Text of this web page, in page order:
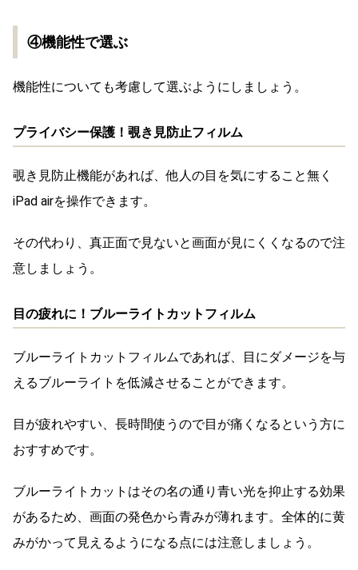
④機能性で選ぶ
機能性についても考慮して選ぶようにしましょう。
プライバシー保護！覗き見防止フィルム
覗き見防止機能があれば、他人の目を気にすること無く
iPad airを操作できます。
その代わり、真正面で見ないと画面が見にくくなるので注
意しましょう。
目の疲れに！ブルーライトカットフィルム
ブルーライトカットフィルムであれば、目にダメージを与
えるブルーライトを低減させることができます。
目が疲れやすい、長時間使うので目が痛くなるという方に
おすすめです。
ブルーライトカットはその名の通り青い光を抑止する効果
があるため、画面の発色から青みが薄れます。全体的に黄
みがかって見えるようになる点には注意しましょう。